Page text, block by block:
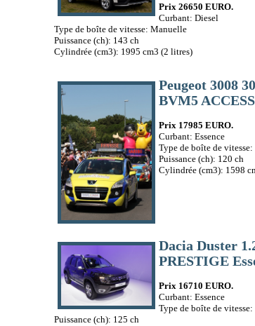
Prix 26650 EURO.
Curbant: Diesel
Type de boîte de vitesse: Manuelle
Puissance (ch): 143 ch
Cylindrée (cm3): 1995 cm3 (2 litres)
Peugeot 3008
BVM5
Prix 17985 EURO.
Curbant: Essence
Type de boîte de
Puissance (ch): 120 ch
Cylindrée (cm3): 1598
Dacia Duster
PRESTIGE
Prix 16710 EURO.
Curbant: Essence
Type de boîte de
Puissance (ch): 125 ch